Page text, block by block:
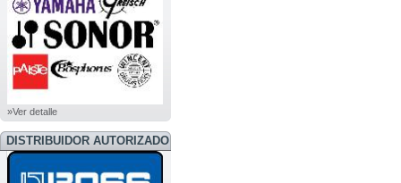
»Ver detalle
DISTRIBUIDOR AUTORIZADO
BOSS